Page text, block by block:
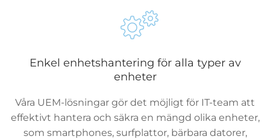
Enkel enhetshantering för alla typer av
enheter
Våra UEM-lösningar gör det möjligt för IT-team att
effektivt hantera och säkra en mängd olika enheter,
som smartphones, surfplattor, bärbara datorer,